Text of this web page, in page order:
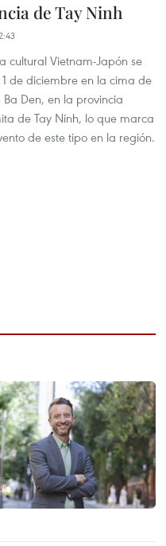
de Tay Ninh
cultural Vietnam-Japón se
de diciembre en la cima de
Den, en la provincia
de Tay Ninh, lo que marca
de este tipo en la región.